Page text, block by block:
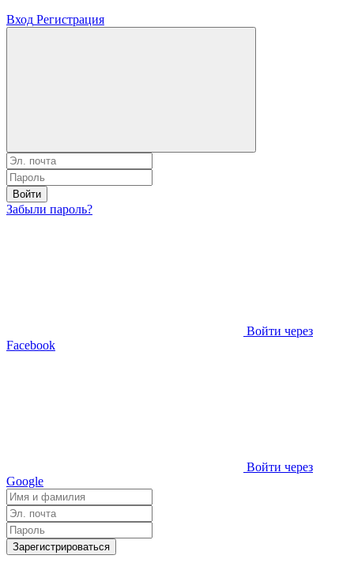
Вход Регистрация
Войти
Забыли пароль?
Войти через
Facebook
Войти через
Google
Зарегистрироваться